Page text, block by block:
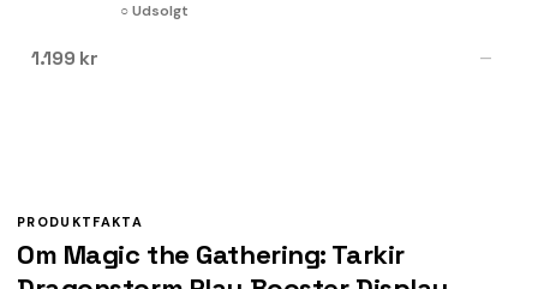
○ Udsolgt
1.199 kr —
PRODUKTFAKTA
Om Magic the Gathering: Tarkir